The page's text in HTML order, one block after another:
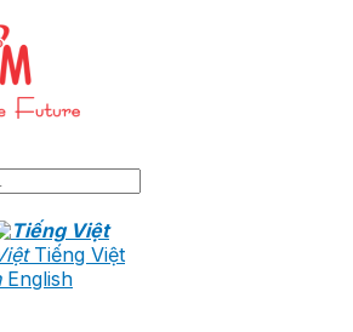
Tiếng Việt
English